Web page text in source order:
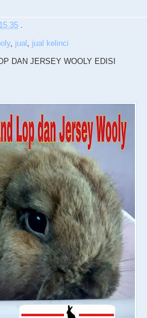
15.35 .
, jual , jual kelinci
DAN JERSEY WOOLY EDISI